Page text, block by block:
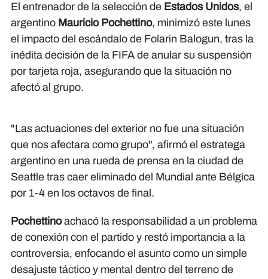
El entrenador de la selección de Estados Unidos, el
argentino Mauricio Pochettino, minimizó este lunes
el impacto del escándalo de Folarin Balogun, tras la
inédita decisión de la FIFA de anular su suspensión
por tarjeta roja, asegurando que la situación no
afectó al grupo.
"Las actuaciones del exterior no fue una situación
que nos afectara como grupo", afirmó el estratega
argentino en una rueda de prensa en la ciudad de
Seattle tras caer eliminado del Mundial ante Bélgica
por 1-4 en los octavos de final.
Pochettinoachacó la responsabilidad a un problema
de conexión con el partido y restó importancia a la
controversia, enfocando el asunto como un simple
desajuste táctico y mental dentro del terreno de